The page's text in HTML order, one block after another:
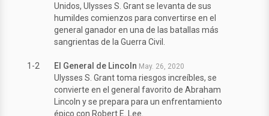
Unidos, Ulysses S. Grant se levanta de sus
humildes comienzos para convertirse en el
general ganador en una de las batallas más
sangrientas de la Guerra Civil.
1-2 El General de Lincoln May. 26, 2020
Ulysses S. Grant toma riesgos increíbles, se
convierte en el general favorito de Abraham
Lincoln y se prepara para un enfrentamiento
épico con Robert E. Lee.